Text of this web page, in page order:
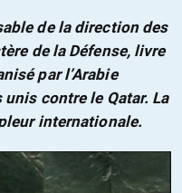
de la direction des
de la Défense, livre
par l’Arabie
contre le Qatar. La
internationale.